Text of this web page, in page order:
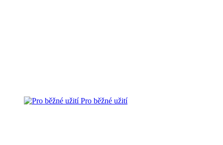
Pro běžné užití